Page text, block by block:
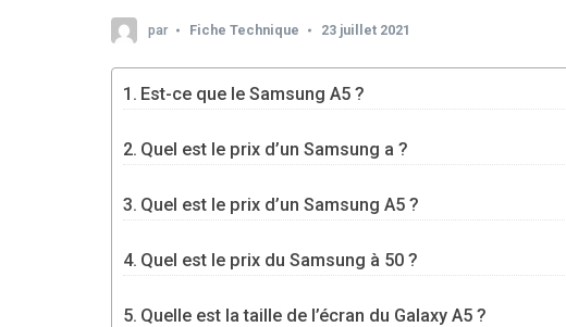
par Fiche Technique 23 juillet 2021
Est-ce que le Samsung A5 ?
Quel est le prix d’un Samsung a ?
Quel est le prix d’un Samsung A5 ?
Quel est le prix du Samsung à 50 ?
Quelle est la taille de l’écran du Galaxy A5 ?